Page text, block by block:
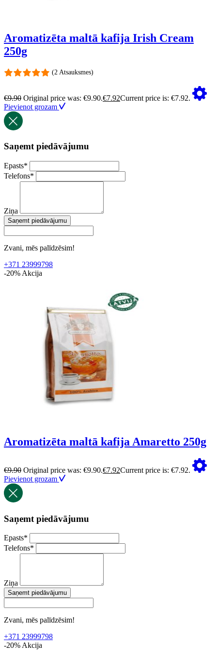
Aromatizēta maltā kafija Irish Cream
250g
(2 Atsauksmes)
€9.90 Original price was: €9.90.€7.92Current price is: €7.92.
Pievienot grozam
Saņemt piedāvājumu
Epasts*
Telefons*
Ziņa
Saņemt piedāvājumu
Zvani, mēs palīdzēsim!
+371 23999798
-20% Akcija
Aromatizēta maltā kafija Amaretto 250g
€9.90 Original price was: €9.90.€7.92Current price is: €7.92.
Pievienot grozam
Saņemt piedāvājumu
Epasts*
Telefons*
Ziņa
Saņemt piedāvājumu
Zvani, mēs palīdzēsim!
+371 23999798
-20% Akcija